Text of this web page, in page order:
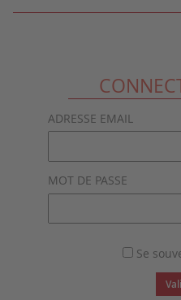
ADRESSE EMAIL
MOT DE PASSE
Se